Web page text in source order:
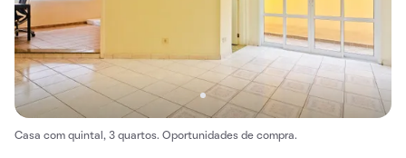
Casa com quintal, 3 quartos. Oportunidades de compra.